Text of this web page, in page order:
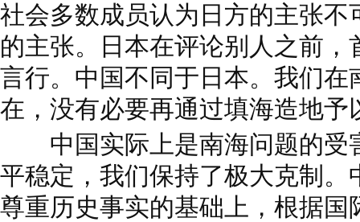
社会多数成员认为日方的主张不
的主张。日本在评论别人之前
言行。中国不同于日本。我们在
在，没有必要再通过填海造地予
中国实际上是南海问题的受
平稳定，我们保持了极大克制。
尊重历史事实的基础上，根据国